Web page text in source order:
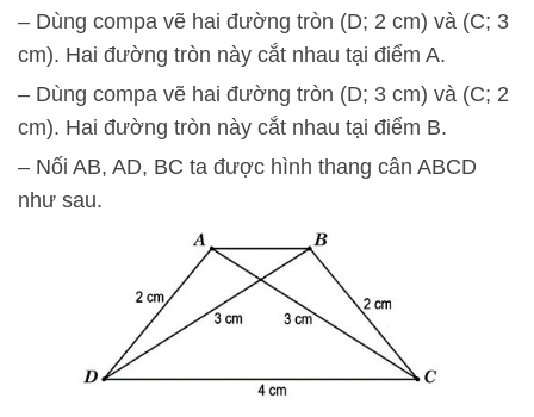
– Dùng compa vẽ hai đường tròn (D; 2 cm) và (C; 3
cm). Hai đường tròn này cắt nhau tại điểm A.
– Dùng compa vẽ hai đường tròn (D; 3 cm) và (C; 2
cm). Hai đường tròn này cắt nhau tại điểm B.
– Nối AB, AD, BC ta được hình thang cân ABCD
như sau.